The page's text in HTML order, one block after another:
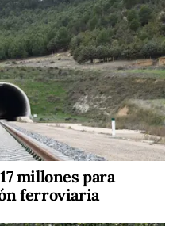
millones para
ferroviaria